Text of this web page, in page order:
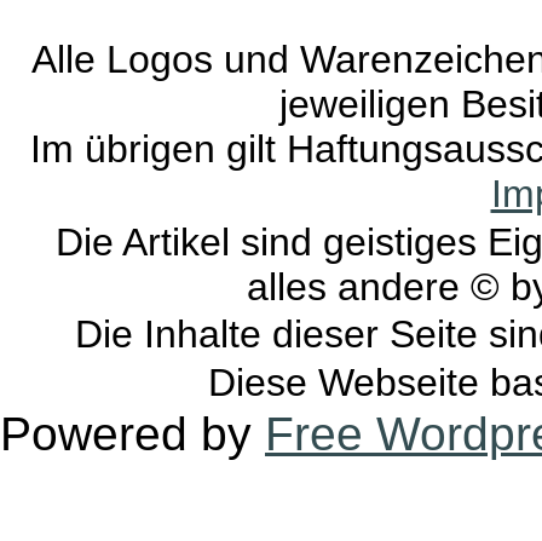
Alle Logos und
jeweiligen
Im übrigen gilt
Die Artikel sind geistiges
alles andere ©
Die Inhalte dieser Seite
Diese Webseite
Powered by Free